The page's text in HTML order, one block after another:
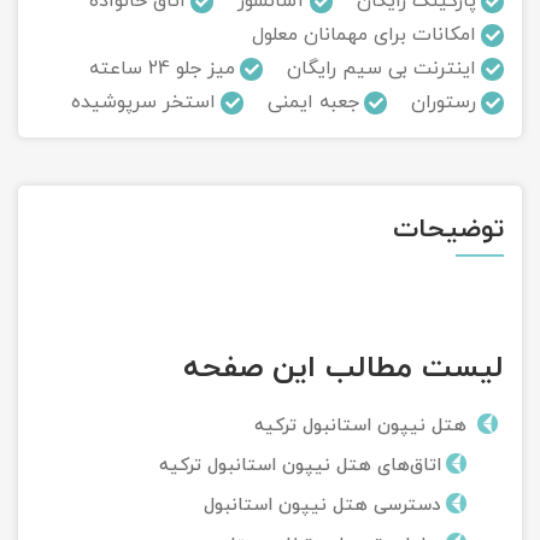
امکانات برای مهمانان معلول
اینترنت بی سیم رایگان
میز جلو 24 ساعته
رستوران
جعبه ایمنی استخر سرپوشیده
توضیحات
لیست مطالب این صفحه
هتل نیپون استانبول ترکیه
اتاق‌های هتل نیپون استانبول ترکیه
دسترسی هتل نیپون استانبول
تور سوباتان
تور چابهار
تور کاشان